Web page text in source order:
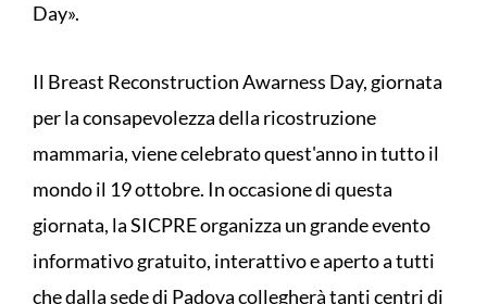
Day».
Il Breast Reconstruction Awarness Day, giornata
per la consapevolezza della ricostruzione
mammaria, viene celebrato quest'anno in tutto il
mondo il 19 ottobre. In occasione di questa
giornata, la SICPRE organizza un grande evento
informativo gratuito, interattivo e aperto a tutti
che dalla sede di Padova collegherà tanti centri di